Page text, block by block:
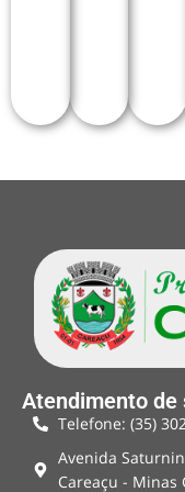
Atendimento de
Telefone: (35)
Avenida
Careaçu - Minas